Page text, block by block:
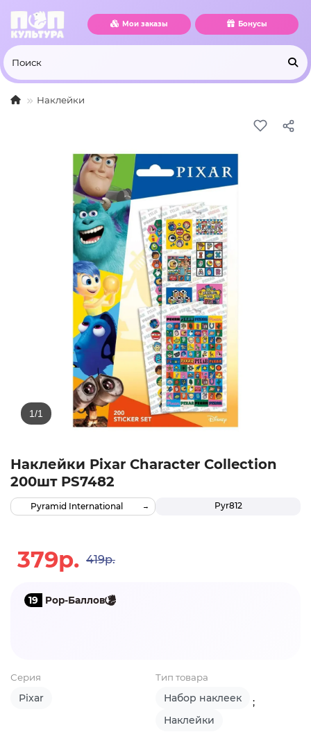
Мои заказы Бонусы
Наклейки
Наклейки Pixar Character Collection
200шт PS7482
Pyr812
Pyramid International
379р. 419р.
19 Pop-Баллов
Серия
Pixar
Тип товара
Набор наклеек
;
Наклейки